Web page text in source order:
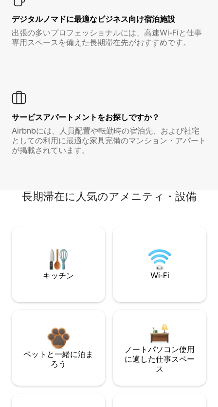
デジタルノマド⁠に最⁠適⁠なビ⁠ジ⁠ネ⁠ス⁠向⁠け宿⁠泊⁠施⁠設
出張の多いプロフェッショナルには、高速Wi-Fiと仕事
専用スペースを備えた長期滞在先がおすすめです。
サービスアパートメントをお探しですか？
Airbnbには、人員配置や転勤時の宿泊先、および社宅
としての利用に最適な家具完備のマンション・アパート
が掲載されています。
長期滞在に人気のアメニティ・設備
キッチン Wi-Fi
ペットと一緒に泊ま
ろう
ノートパソコン使用
に適した仕事スペー
ス